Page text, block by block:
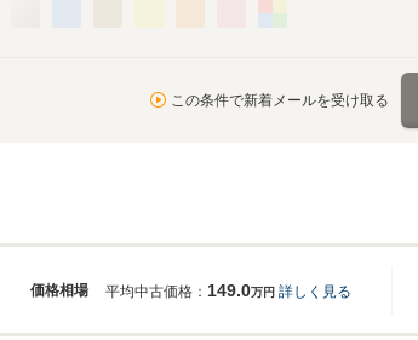
この条件で新着メールを受け取る
価格相場 平均中古価格： 149.0万円 詳しく見る